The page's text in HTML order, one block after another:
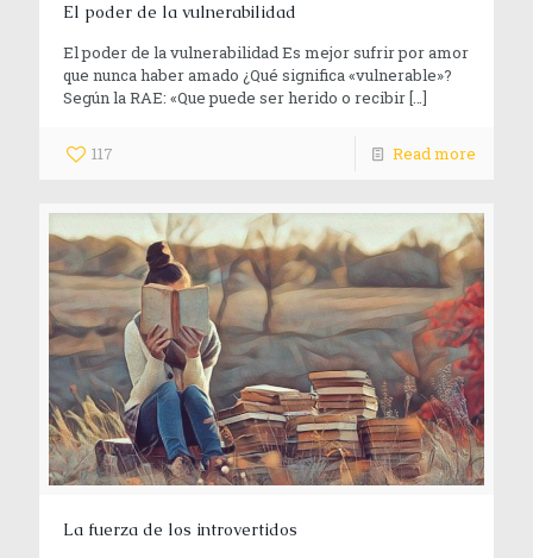
El poder de la vulnerabilidad
El poder de la vulnerabilidad Es mejor sufrir por amor
que nunca haber amado ¿Qué significa «vulnerable»?
Según la RAE: «Que puede ser herido o recibir[…]
117 Read more
La fuerza de los introvertidos